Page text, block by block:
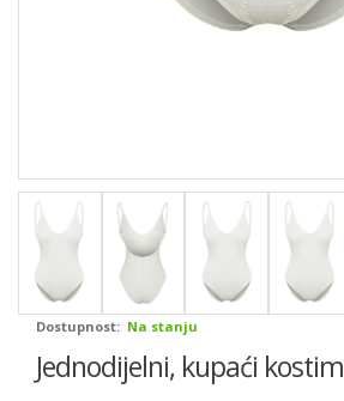
Dostupnost: Na stanju
Jednodijelni, kupaći kostim